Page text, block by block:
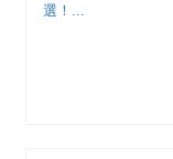
選！...